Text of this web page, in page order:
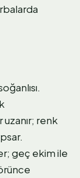
renk
geç ekim ile